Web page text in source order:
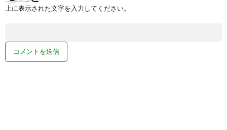
上に表示された文字を入力してください。